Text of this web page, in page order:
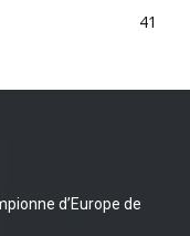
41
d’Europe de